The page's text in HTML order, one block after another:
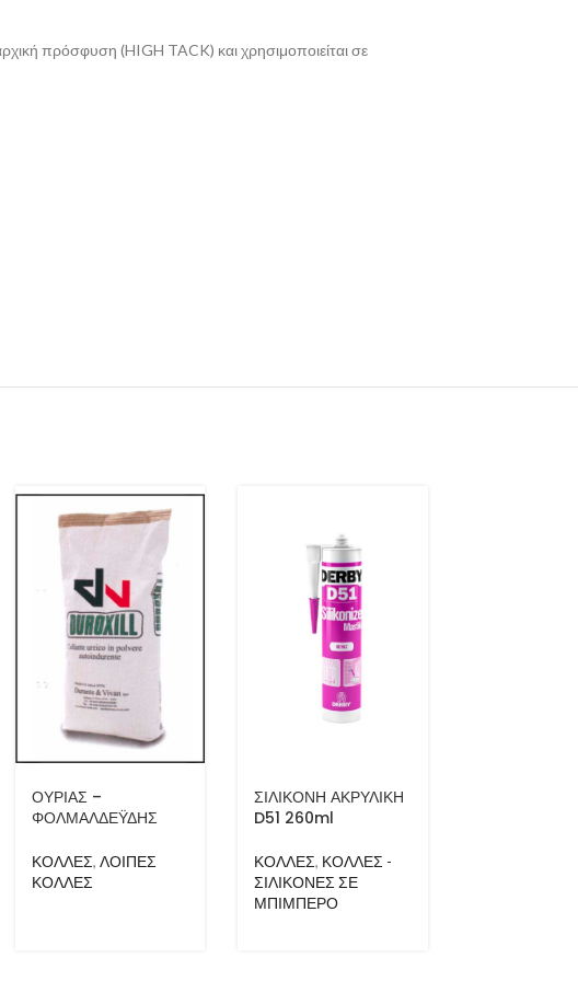
πρόσφυση (HIGH TACK) και χρησιμοποιείται σε
ΟΥΡΙΑΣ –
ΦΟΛΜΑΛΔΕΫΔΗΣ
ΚΟΛΛΕΣ, ΛΟΙΠΕΣ
ΚΟΛΛΕΣ
ΣΙΛΙΚΟΝΗ ΑΚΡΥΛΙΚΗ
D51 260ml
ΚΟΛΛΕΣ, ΚΟΛΛΕΣ -
ΣΙΛΙΚΟΝΕΣ ΣΕ
ΜΠΙΜΠΕΡΟ